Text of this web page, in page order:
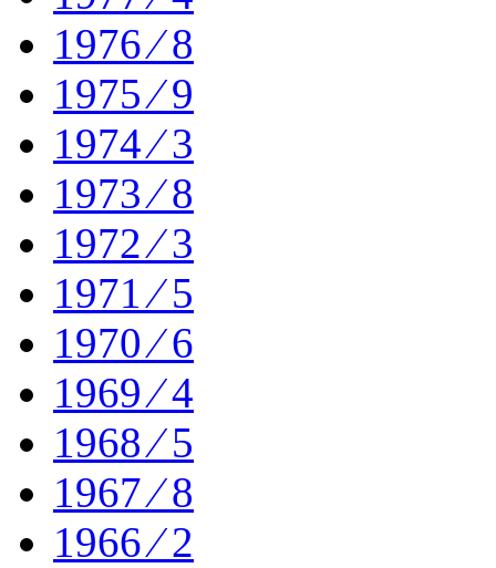
1976 ⁄ 8
1975 ⁄ 9
1974 ⁄ 3
1973 ⁄ 8
1972 ⁄ 3
1971 ⁄ 5
1970 ⁄ 6
1969 ⁄ 4
1968 ⁄ 5
1967 ⁄ 8
1966 ⁄ 2